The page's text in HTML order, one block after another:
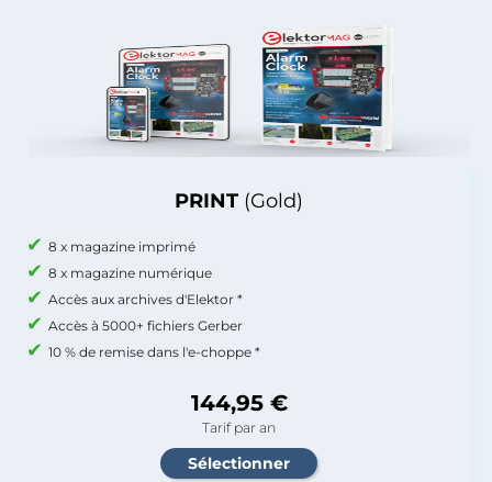
PRINT (Gold)
8 x magazine imprimé
8 x magazine numérique
Accès aux archives d'Elektor *
Accès à 5000+ fichiers Gerber
10 % de remise dans l'e-choppe *
144,95 €
Tarif par an